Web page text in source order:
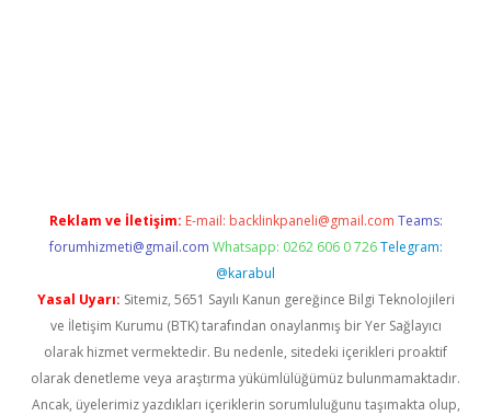
Reklam ve İletişim: E-mail: backlinkpaneli@gmail.com Teams:
forumhizmeti@gmail.com Whatsapp: 0262 606 0 726 Telegram:
@karabul
Yasal Uyarı: Sitemiz, 5651 Sayılı Kanun gereğince Bilgi Teknolojileri
ve İletişim Kurumu (BTK) tarafından onaylanmış bir Yer Sağlayıcı
olarak hizmet vermektedir. Bu nedenle, sitedeki içerikleri proaktif
olarak denetleme veya araştırma yükümlülüğümüz bulunmamaktadır.
Ancak, üyelerimiz yazdıkları içeriklerin sorumluluğunu taşımakta olup,